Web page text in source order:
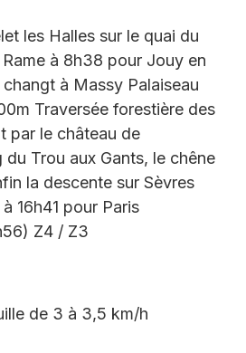
les Halles sur le quai du
à 8h38 pour Jouy en
à Massy Palaiseau
Traversée forestière des
par le château de
du Trou aux Gants, le chêne
la descente sur Sèvres
16h41 pour Paris
Z4 / Z3
de 3 à 3,5 km/h